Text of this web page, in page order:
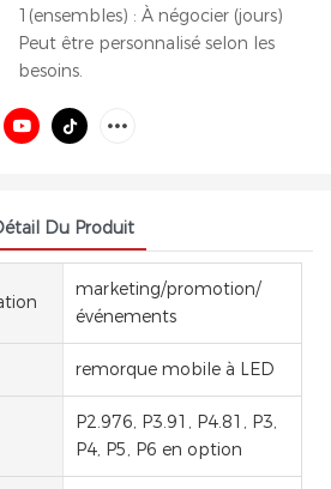
1(ensembles) : À négocier (jours)
Peut être personnalisé selon les
besoins.
Du Produit
marketing/promotion/
événements
remorque mobile à LED
P2.976, P3.91, P4.81, P3,
P4, P5, P6 en option